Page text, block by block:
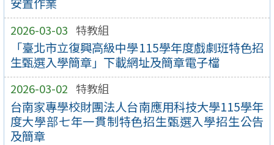
2026-03-03 特教組
「臺北市立復興高級中學115學年度戲劇班特色招
生甄選入學簡章」下載網址及簡章電子檔
2026-03-02 特教組
台南家專學校財團法人台南應用科技大學115學年
度大學部七年一貫制特色招生甄選入學招生公告
及簡章